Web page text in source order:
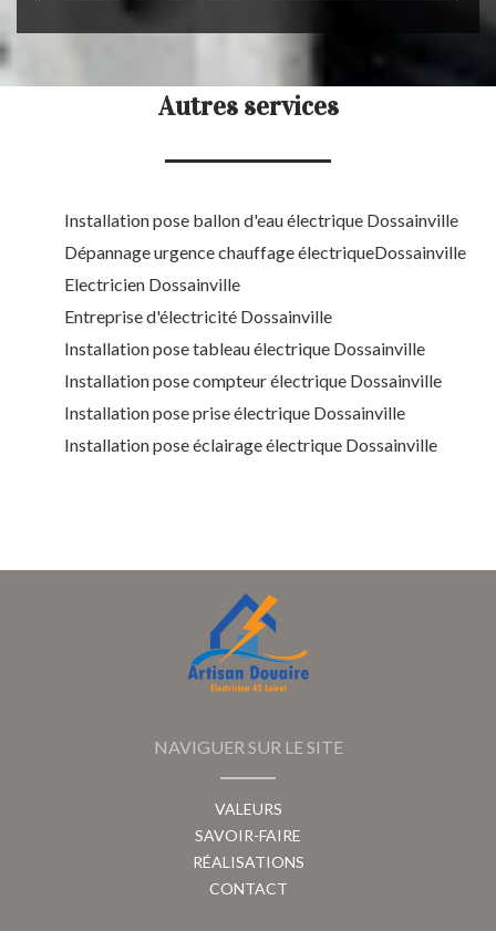
Autres services
Installation pose ballon d'eau électrique Dossainville
Dépannage urgence chauffage électriqueDossainville
Electricien Dossainville
Entreprise d'électricité Dossainville
Installation pose tableau électrique Dossainville
Installation pose compteur électrique Dossainville
Installation pose prise électrique Dossainville
Installation pose éclairage électrique Dossainville
NAVIGUER SUR LE SITE
VALEURS
SAVOIR-FAIRE
RÉALISATIONS
CONTACT